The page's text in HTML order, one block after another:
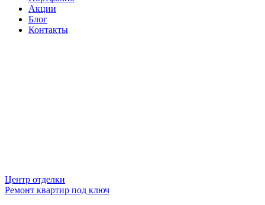
Акции
Блог
Контакты
Центр отделки
Ремонт квартир под ключ